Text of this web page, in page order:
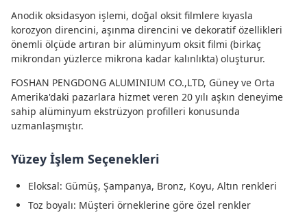
Anodik oksidasyon işlemi, doğal oksit filmlere kıyasla
korozyon direncini, aşınma direncini ve dekoratif özellikleri
önemli ölçüde artıran bir alüminyum oksit filmi (birkaç
mikrondan yüzlerce mikrona kadar kalınlıkta) oluşturur.
FOSHAN PENGDONG ALUMINIUM CO.,LTD, Güney ve Orta
Amerika'daki pazarlara hizmet veren 20 yılı aşkın deneyime
sahip alüminyum ekstrüzyon profilleri konusunda
uzmanlaşmıştır.
Yüzey İşlem Seçenekleri
Eloksal: Gümüş, Şampanya, Bronz, Koyu, Altın renkleri
Toz boyalı: Müşteri örneklerine göre özel renkler